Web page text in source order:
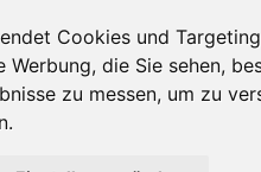
Cookies und
die Sie sehen,
zu messen, um zu
Das Regierungssystem der
Regierungssystem der
Arbeit wurde mit der